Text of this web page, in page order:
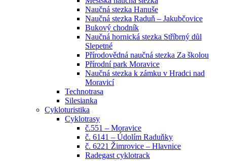
Naučná stezka Hanuše
Naučná stezka Raduň – Jakubčovice
Bukový chodník
Naučná hornická stezka Stříbrný důl
Slepetné
Přírodovědná naučná stezka Za školou
Přírodní park Moravice
Naučná stezka k zámku v Hradci nad
Moravicí
Technotrasa
Silesianka
Cykloturistika
Cyklotrasy
č.551 – Moravice
č. 6141 – Údolím Raduňky
č. 6221 Žimrovice – Hlavnice
Radegast cyklotrack